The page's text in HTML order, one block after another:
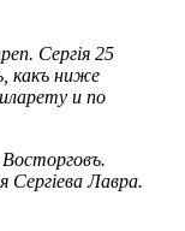
Сергія 25
какъ ниже
и по
Лавра.